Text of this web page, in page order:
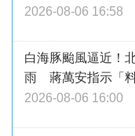
2026-08-06 16:58
白海豚颱風逼近！
雨 蔣萬安指示「
2026-08-06 16:00